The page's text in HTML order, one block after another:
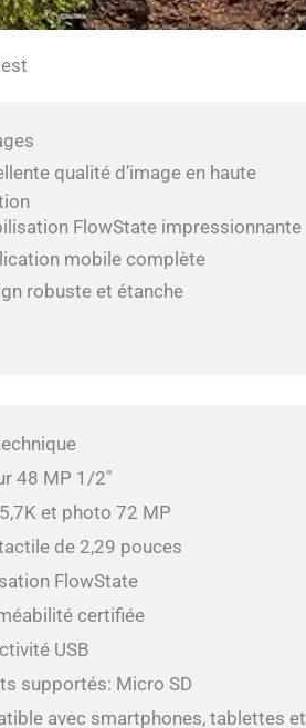
qualité d’image en haute
FlowState impressionnante
mobile complète
robuste et étanche
48 MP 1/2″
et photo 72 MP
de 2,29 pouces
FlowState
certifiée
USB
supportés: Micro SD
avec smartphones, tablettes et